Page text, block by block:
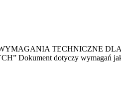
„WYMAGANIA TECHNICZNE DLA
Dokument dotyczy wymagań